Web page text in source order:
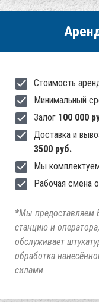
Стоимость
Минимальный
Залог 100 000
Доставка и
3500 руб.
Мы
Рабочая смена
*Мы предоставляем
станцию и
обслуживает
обработка
силами.